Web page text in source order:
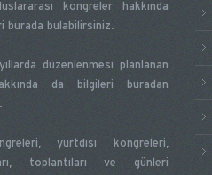
kongreler hakkında
burada bulabilirsiniz.
düzenlenmesi planlanan
da bilgileri buradan
yurtdışı kongreleri,
toplantıları ve günleri